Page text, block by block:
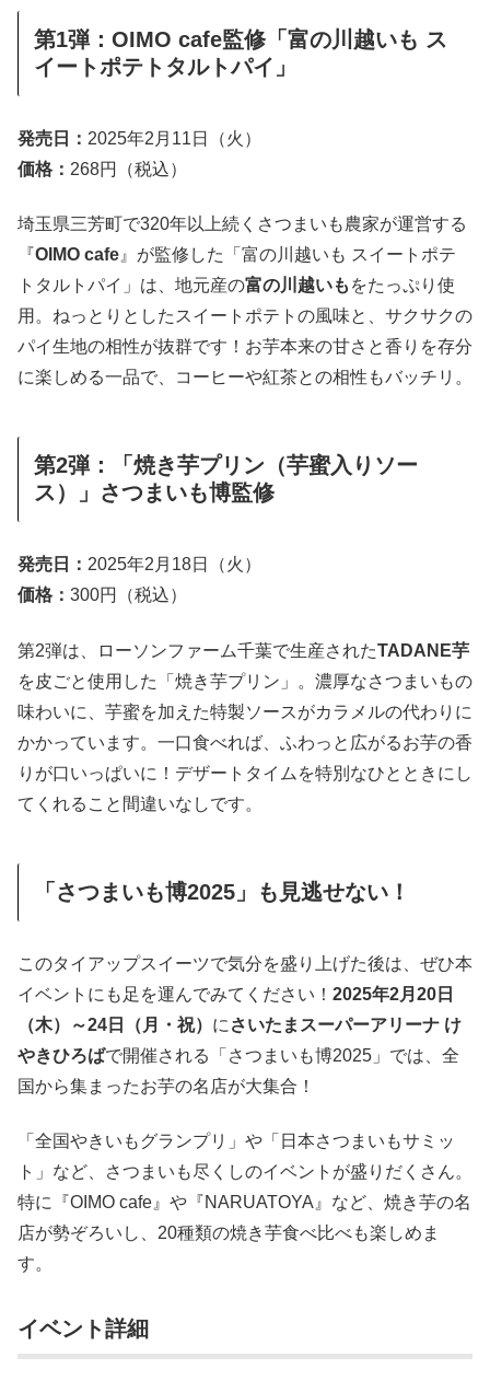
第1弾：OIMO cafe監修「富の川越いも ス
イートポテトタルトパイ」
発売日： 2025年2月11日（火）
価格： 268円（税込）
埼玉県三芳町で320年以上続くさつまいも農家が運営する
『OIMO cafe 』が監修した「富の川越いも スイートポテ
トタルトパイ」は、地元産の富の川越いも をたっぷり使
用。ねっとりとしたスイートポテトの風味と、サクサクの
パイ生地の相性が抜群です！お芋本来の甘さと香りを存分
に楽しめる一品で、コーヒーや紅茶との相性もバッチリ。
第2弾：「焼き芋プリン（芋蜜入りソー
ス）」さつまいも博監修
発売日： 2025年2月18日（火）
価格： 300円（税込）
第2弾は、ローソンファーム千葉で生産されたTADANE芋
を皮ごと使用した「焼き芋プリン」。濃厚なさつまいもの
味わいに、芋蜜を加えた特製ソースがカラメルの代わりに
かかっています。一口食べれば、ふわっと広がるお芋の香
りが口いっぱいに！デザートタイムを特別なひとときにし
てくれること間違いなしです。
「さつまいも博2025」も見逃せない！
このタイアップスイーツで気分を盛り上げた後は、ぜひ本
イベントにも足を運んでみてください！ 2025年2月20日
（木）～24日（月・祝） に さいたまスーパーアリーナ け
やきひろばで開催される「さつまいも博2025」では、全
国から集まったお芋の名店が大集合！
「全国やきいもグランプリ」や「日本さつまいもサミッ
ト」など、さつまいも尽くしのイベントが盛りだくさん。
特に『OIMO cafe』や『NARUATOYA』など、焼き芋の名
店が勢ぞろいし、20種類の焼き芋食べ比べも楽しめま
す。
イベント詳細